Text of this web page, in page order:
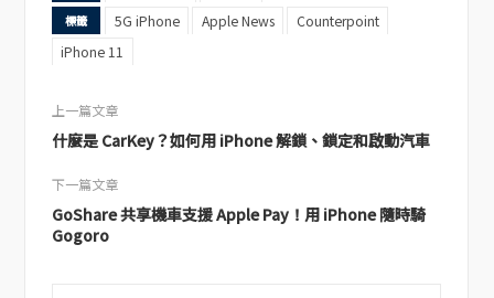
標籤 5G iPhone Apple News
Counterpoint
iPhone 11
上一篇文章
什麼是 CarKey？如何用 iPhone 解鎖、鎖定和啟動汽車
下一篇文章
GoShare 共享機車支援 Apple Pay！用 iPhone 隨時騎
Gogoro